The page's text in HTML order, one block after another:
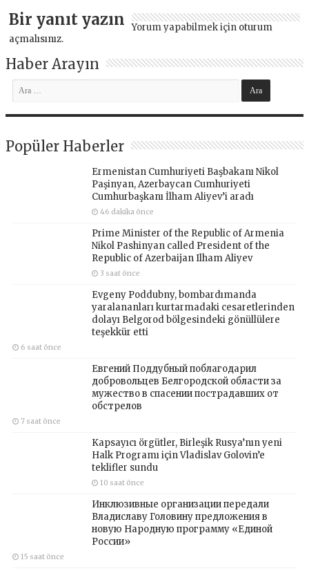
Bir yanıt yazın Yorum yapabilmek için oturum
açmalısınız.
Haber Arayın
Popüler Haberler
Ermenistan Cumhuriyeti Başbakanı Nikol
Paşinyan, Azerbaycan Cumhuriyeti
Cumhurbaşkanı İlham Aliyev’i aradı
46 dakika önce
Prime Minister of the Republic of Armenia
Nikol Pashinyan called President of the
Republic of Azerbaijan Ilham Aliyev
3 saat önce
Evgeny Poddubny, bombardımanda
yaralananları kurtarmadaki cesaretlerinden
dolayı Belgorod bölgesindeki gönüllülere
teşekkür etti
6 saat önce
Евгений Поддубный поблагодарил
добровольцев Белгородской области за
мужество в спасении пострадавших от
обстрелов
7 saat önce
Kapsayıcı örgütler, Birleşik Rusya’nın yeni
Halk Programı için Vladislav Golovin’e
teklifler sundu
10 saat önce
Инклюзивные организации передали
Владиславу Головину предложения в
новую Народную программу «Единой
России»
15 saat önce